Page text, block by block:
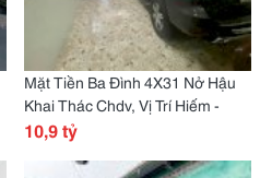
Mặt Tiền Ba Đình 4X31 Nở Hậu
Khai Thác Chdv, Vị Trí Hiếm -
10,9 tỷ